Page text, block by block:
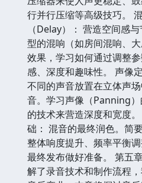
行并行压缩等高级技巧。
（Delay）： 营造空间感
型的混响（如房间混响、
效果，学习如何通过调整
感、深度和趣味性。 声像
不同的声音放置在立体声
音。学习声像（Panning
的技术来营造深度和宽度
础： 混音的最终润色。简
整体响度提升、频率平衡
最终发布做好准备。 第五
解了录音技术和制作流程